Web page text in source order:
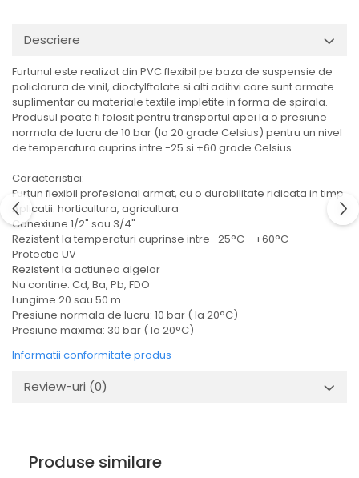
Descriere
Furtunul este realizat din PVC flexibil pe baza de suspensie de
policlorura de vinil, dioctylftalate si alti aditivi care sunt armate
suplimentar cu materiale textile impletite in forma de spirala.
Produsul poate fi folosit pentru transportul apei la o presiune
normala de lucru de 10 bar (la 20 grade Celsius) pentru un nivel
de temperatura cuprins intre -25 si +60 grade Celsius.
Caracteristici:
Furtun flexibil profesional armat, cu o durabilitate ridicata in timp
Aplicatii: horticultura, agricultura
Conexiune 1/2" sau 3/4"
Rezistent la temperaturi cuprinse intre -25°C - +60°C
Protectie UV
Rezistent la actiunea algelor
Nu contine: Cd, Ba, Pb, FDO
Lungime 20 sau 50 m
Presiune normala de lucru: 10 bar ( la 20°C)
Presiune maxima: 30 bar ( la 20°C)
Informatii conformitate produs
Review-uri (0)
Produse similare